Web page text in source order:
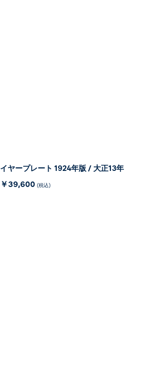
イヤープレート 1924年版 / 大正13年
￥39,600 (税込)